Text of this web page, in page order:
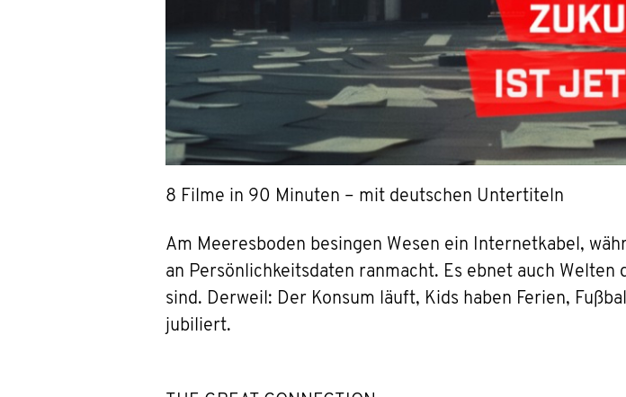
8 Filme in 90 Minuten – mit deutschen Untertiteln
Am Meeresboden besingen Wesen ein Internetkabel,
an Persönlichkeitsdaten ranmacht. Es ebnet auch
sind. Derweil: Der Konsum läuft, Kids haben Ferien,
jubiliert.